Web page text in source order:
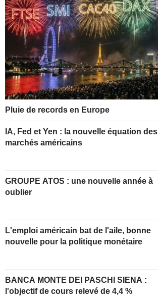
Pluie de records en Europe
IA, Fed et Yen : la nouvelle équation des
marchés américains
GROUPE ATOS : une nouvelle année à
oublier
L'emploi américain bat de l'aile, bonne
nouvelle pour la politique monétaire
BANCA MONTE DEI PASCHI SIENA :
l'objectif de cours relevé de 4,4 %